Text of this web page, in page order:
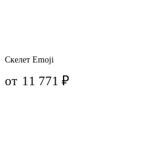
Скелет Emoji
от 11 771₽